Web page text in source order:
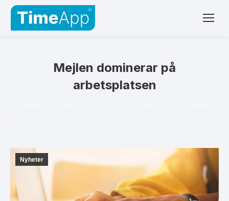
Mejlen dominerar på
arbetsplatsen
Nyheter